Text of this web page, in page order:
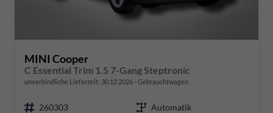
MINI Cooper
C Essential Trim 1.5 7-Gang Steptronic
unverbindliche Lieferzeit: 30.12.2026 Gebrauchtwagen
260303
Automatik